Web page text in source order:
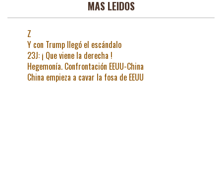
MAS LEIDOS
Z
Y con Trump llegó el escándalo
23J: ¡ Que viene la derecha !
Hegemonía. Confrontación EEUU-China
China empieza a cavar la fosa de EEUU